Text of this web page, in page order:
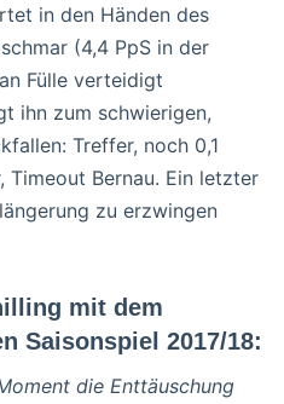
in den Händen des
(4,4 PpS in der
Fülle verteidigt
ihn zum schwierigen,
Treffer, noch 0,1
Timeout Bernau. Ein letzter
zu erzwingen
mit dem
Saisonspiel 2017/18:
die Enttäuschung